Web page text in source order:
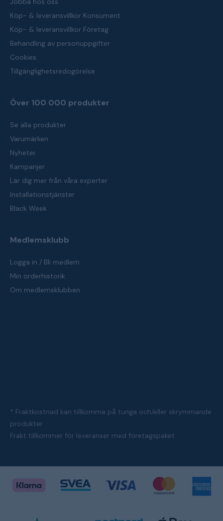
Köp- & leveransvillkor Konsument
Köp- & leveransvillkor Företag
Behandling av personuppgifter
Cookies
Tillgänglighetsredogörelse
Över 100 000 produkter
Se alla produkter
Varumärken
Nyheter
Kampanjer
Lär dig mer från våra experter
Installationstjänster
Black Week
Medlemsklubb
Logga in / Bli medlem
Min orderhistorik
Om medlemsklubben
* Fraktkostnad kan tillkomma på tunga och/eller skrymmande
produkter
Frakt tillkommer för leveranser med företagspaket